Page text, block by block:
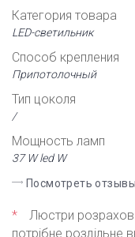
Категория товара
LED-светильник
Способ крепления
Припотолочный
Тип цоколя
/
Мощность ламп
37 W led W
Посмотреть
*
Люстри
потрібне роздільне